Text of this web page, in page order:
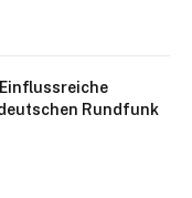
Rundfunk